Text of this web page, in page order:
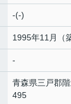
-(-)
1995年11月（
-
青森県三戸郡
495